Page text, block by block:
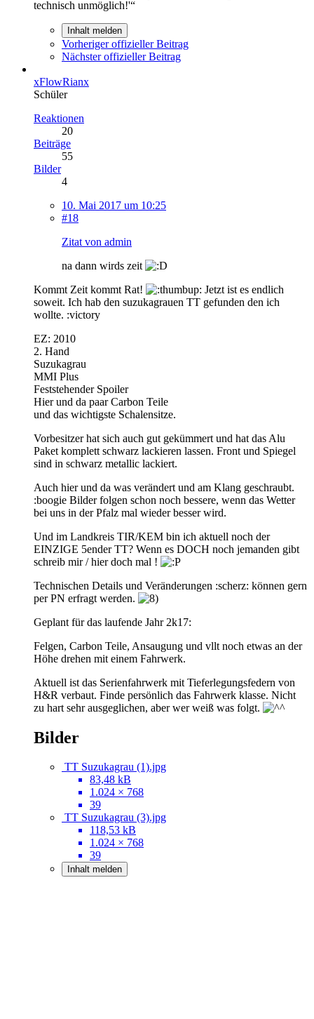
technisch unmöglich!'“
Inhalt melden
Vorheriger offizieller Beitrag
Nächster offizieller Beitrag
xFlowRianx
Schüler
Reaktionen
20
Beiträge
55
Bilder
4
10. Mai 2017 um 10:25
#18
Zitat von admin
na dann wirds zeit
Kommt Zeit kommt Rat!
Jetzt ist es endlich
soweit. Ich hab den suzukagrauen TT gefunden den ich
wollte. :victory
EZ: 2010
2. Hand
Suzukagrau
MMI Plus
Feststehender Spoiler
Hier und da paar Carbon Teile
und das wichtigste Schalensitze.
Vorbesitzer hat sich auch gut gekümmert und hat das Alu
Paket komplett schwarz lackieren lassen. Front und Spiegel
sind in schwarz metallic lackiert.
Auch hier und da was verändert und am Klang geschraubt.
:boogie Bilder folgen schon noch bessere, wenn das Wetter
bei uns in der Pfalz mal wieder besser wird.
Und im Landkreis TIR/KEM bin ich aktuell noch der
EINZIGE 5ender TT? Wenn es DOCH noch jemanden gibt
schreib mir / hier doch mal !
Technischen Details und Veränderungen :scherz: können gern
per PN erfragt werden.
Geplant für das laufende Jahr 2k17:
Felgen, Carbon Teile, Ansaugung und vllt noch etwas an der
Höhe drehen mit einem Fahrwerk.
Aktuell ist das Serienfahrwerk mit Tieferlegungsfedern von
H&R verbaut. Finde persönlich das Fahrwerk klasse. Nicht
zu hart sehr ausgeglichen, aber wer weiß was folgt.
Bilder
TT Suzukagrau (1).jpg
83,48 kB
1.024 × 768
39
TT Suzukagrau (3).jpg
118,53 kB
1.024 × 768
39
Inhalt melden